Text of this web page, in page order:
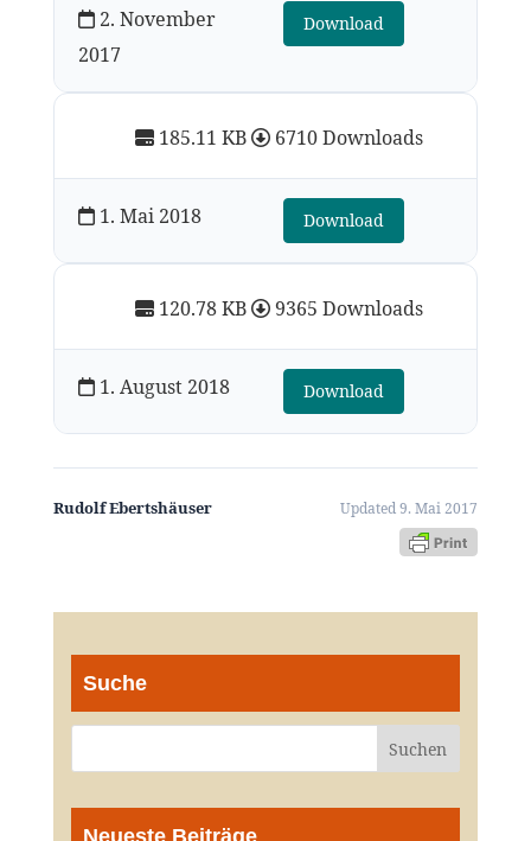
120.78 KB 9365 Downloads
1. August 2018 Download
185.11 KB 6710 Downloads
1. Mai 2018 Download
2. November
2017
Download
Rudolf Ebertshäuser Updated 9. Mai 2017
Suche
Neueste Beiträge